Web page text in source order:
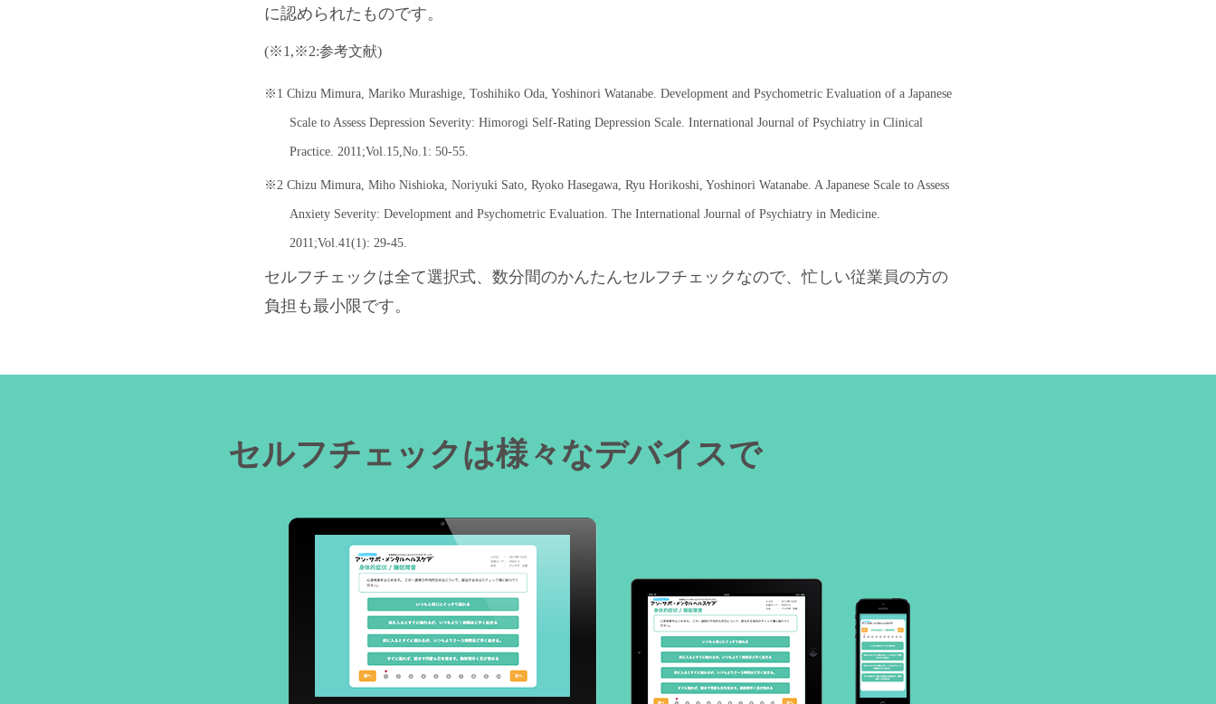
に認められたものです。
(※1,※2:参考文献)
※1 Chizu Mimura, Mariko Murashige, Toshihiko Oda, Yoshinori Watanabe. Development and Psychometric Evaluation of a Japanese
Scale to Assess Depression Severity: Himorogi Self-Rating Depression Scale. International Journal of Psychiatry in Clinical
Practice. 2011;Vol.15,No.1: 50-55.
※2 Chizu Mimura, Miho Nishioka, Noriyuki Sato, Ryoko Hasegawa, Ryu Horikoshi, Yoshinori Watanabe. A Japanese Scale to Assess
Anxiety Severity: Development and Psychometric Evaluation. The International Journal of Psychiatry in Medicine.
2011;Vol.41(1): 29-45.
セルフチェックは全て選択式、数分間のかんたんセルフチェックなので、忙しい従業員の方の
負担も最小限です。
セルフチェックは様々なデバイスで